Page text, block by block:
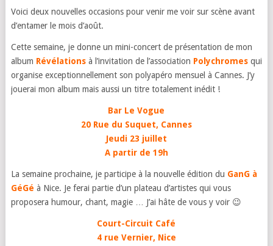
Voici deux nouvelles occasions pour venir me voir sur scène avant
d’entamer le mois d’août.
Cette semaine, je donne un mini-concert de présentation de mon
album Révélationsà l’invitation de l’association Polychromesqui
organise exceptionnellement son polyapéro mensuel à Cannes. J’y
jouerai mon album mais aussi un titre totalement inédit !
Bar Le Vogue
20 Rue du Suquet, Cannes
Jeudi 23 juillet
A partir de 19h
La semaine prochaine, je participe à la nouvelle édition du GanG à
GéGé à Nice. Je ferai partie d’un plateau d’artistes qui vous
proposera humour, chant, magie … J’ai hâte de vous y voir 😉
Court-Circuit Café
4 rue Vernier, Nice